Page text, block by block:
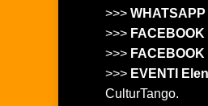
>>>
>>>
>>>
>>> EVENTI
CulturTango.